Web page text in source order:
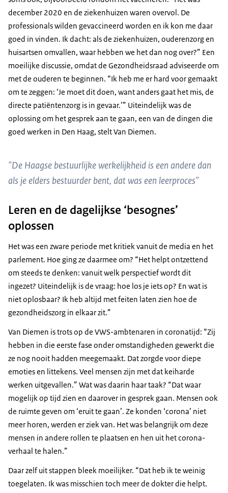
december 2020 en de ziekenhuizen waren overvol. De
professionals wilden gevaccineerd worden en ik kon me daar
goed in vinden. Ik dacht: als de ziekenhuizen, ouderenzorg en
huisartsen omvallen, waar hebben we het dan nog over?” Een
moeilijke discussie, omdat de Gezondheidsraad adviseerde om
met de ouderen te beginnen. “Ik heb me er hard voor gemaakt
om te zeggen: ‘Je moet dit doen, want anders gaat het mis, de
directe patiëntenzorg is in gevaar.’” Uiteindelijk was de
oplossing om het gesprek aan te gaan, een van de dingen die
goed werken in Den Haag, stelt Van Diemen.
"De Haagse bestuurlijke werkelijkheid is een andere dan
als je elders bestuurder bent, dat was een leerproces"
Leren en de dagelijkse ‘besognes’
oplossen
Het was een zware periode met kritiek vanuit de media en het
parlement. Hoe ging ze daarmee om? “Het helpt ontzettend
om steeds te denken: vanuit welk perspectief wordt dit
ingezet? Uiteindelijk is de vraag: hoe los je iets op? En wat is
niet oplosbaar? Ik heb altijd met feiten laten zien hoe de
gezondheidszorg in elkaar zit.”
Van Diemen is trots op de VWS-ambtenaren in coronatijd: “Zij
hebben in die eerste fase onder omstandigheden gewerkt die
ze nog nooit hadden meegemaakt. Dat zorgde voor diepe
emoties en littekens. Veel mensen zijn met dat keiharde
werken uitgevallen.” Wat was daarin haar taak? “Dat waar
mogelijk op tijd zien en daarover in gesprek gaan. Mensen ook
de ruimte geven om ‘eruit te gaan’. Ze konden ‘corona’ niet
meer horen, werden er ziek van. Het was belangrijk om deze
mensen in andere rollen te plaatsen en hen uit het corona-
verhaal te halen.”
Daar zelf uit stappen bleek moeilijker. “Dat heb ik te weinig
toegelaten. Ik was misschien toch meer de dokter die helpt.